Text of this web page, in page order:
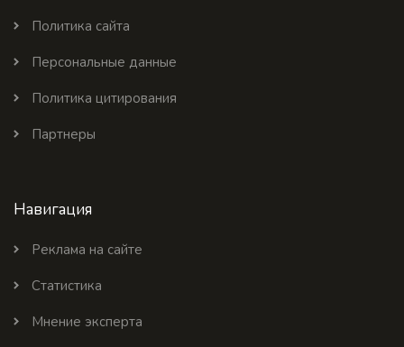
Политика сайта
Персональные данные
Политика цитирования
Партнеры
Навигация
Реклама на сайте
Статистика
Мнение эксперта